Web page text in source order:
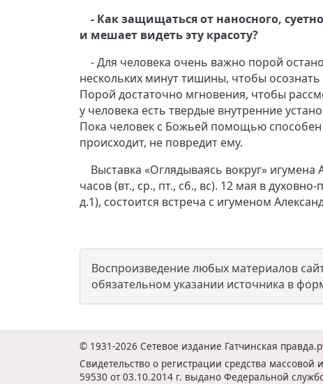
- Как защищаться от наносного,
и мешает видеть эту красоту?
- Для человека очень важно порой
нескольких минут тишины, чтобы
Порой достаточно мгновения, чтобы
у человека есть твердые внутренние
Пока человек с Божьей помощью способен
происходит, не повредит ему.
Выставка «Оглядываясь вокруг»
часов (вт., ср., пт., сб., вс). 12 мая в
д.1), состоится встреча с игуменом
Воспроизведение любых материалов
обязательном указании источника в
© 1931-2026 Сетевое издание Гатчинская
Свидетельство о регистрации средства
59530 от 03.10.2014 г. выдано Федеральной